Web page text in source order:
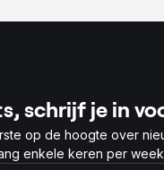
schrijf je in
op de hoogte over
enkele keren per